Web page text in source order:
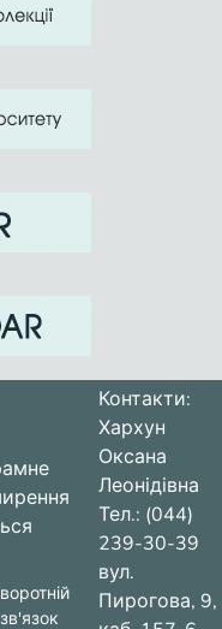
зв'язок
Контакти:
Хархун
Оксана
Леонідівна
Тел.: (044)
239-30-39
вул.
Пирогова, 9,